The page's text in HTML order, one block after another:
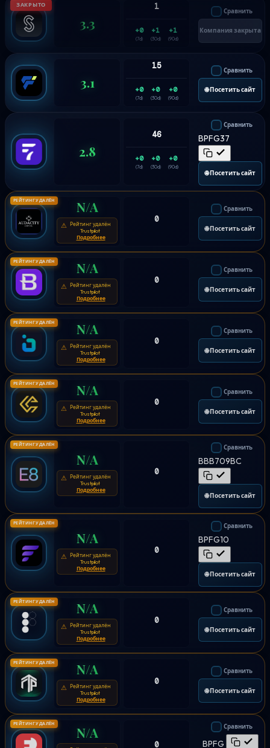
ЗАКРЫТО
3.3
1
+0
(7d)
+1
(30d)
+1
(90d)
Сравнить
Компания закрыта
3.1
15
+0
(7d)
+0
(30d)
+0
(90d)
Сравнить
🌐 Посетить сайт
2.8
46
+0
(7d)
+0
(30d)
+0
(90d)
Сравнить
BPFG37
🌐 Посетить сайт
РЕЙТИНГ УДАЛЁН N/A
⚠ Рейтинг удалён
Trustpilot
Подробнее
0
Сравнить
🌐 Посетить сайт
РЕЙТИНГ УДАЛЁН N/A
⚠ Рейтинг удалён
Trustpilot
Подробнее
0
Сравнить
🌐 Посетить сайт
РЕЙТИНГ УДАЛЁН N/A
⚠ Рейтинг удалён
Trustpilot
Подробнее
0
Сравнить
🌐 Посетить сайт
РЕЙТИНГ УДАЛЁН N/A
⚠ Рейтинг удалён
Trustpilot
Подробнее
0
Сравнить
🌐 Посетить сайт
РЕЙТИНГ УДАЛЁН
N/A
⚠ Рейтинг удалён
Trustpilot
Подробнее
0
Сравнить
BBB709BC
🌐 Посетить сайт
РЕЙТИНГ УДАЛЁН
N/A
⚠ Рейтинг удалён
Trustpilot
Подробнее
0
Сравнить
BPFG10
🌐 Посетить сайт
РЕЙТИНГ УДАЛЁН N/A
⚠ Рейтинг удалён
Trustpilot
Подробнее
0
Сравнить
🌐 Посетить сайт
РЕЙТИНГ УДАЛЁН N/A
⚠ Рейтинг удалён
Trustpilot
Подробнее
0
Сравнить
🌐 Посетить сайт
РЕЙТИНГ УДАЛЁН
N/A
0
Сравнить
BPFG